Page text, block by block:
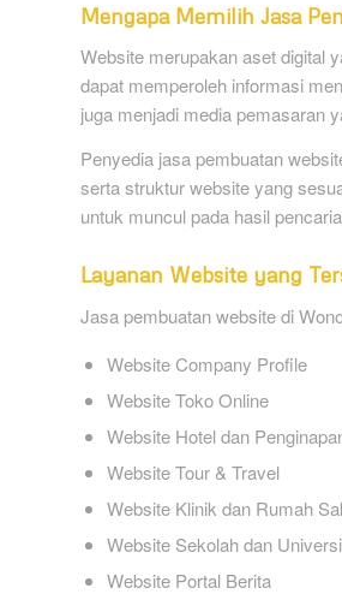
Mengapa Memilih Jasa
Website merupakan aset digital
dapat memperoleh informasi
juga menjadi media pemasaran
Penyedia jasa pembuatan
serta struktur website yang
untuk muncul pada hasil
Layanan Website yang
Jasa pembuatan website di
Website Company Profile
Website Toko Online
Website Hotel dan
Website Tour & Travel
Website Klinik dan Rumah
Website Sekolah dan
Website Portal Berita